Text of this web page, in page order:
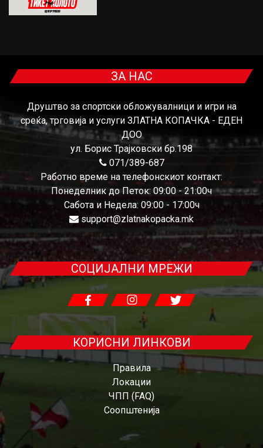
ЗА НАС
Друштво за спортски обложувалници и игри на
среќа, трговија и услуги ЗЛАТНА КОПАЧКА - ЕДЕН
ДОО
ул. Борис Трајковски бр.198
071/389-687
Работно време на телефонскиот контакт:
Понеделник до Петок: 09:00 - 21:00ч
Сабота и Недела: 09:00 - 17:00ч
support@zlatnakopacka.mk
СОЦИЈАЛНИ МРЕЖИ
КОРИСНИ ЛИНКОВИ
Правила
Локации
ЧПП (FAQ)
Соопштенија